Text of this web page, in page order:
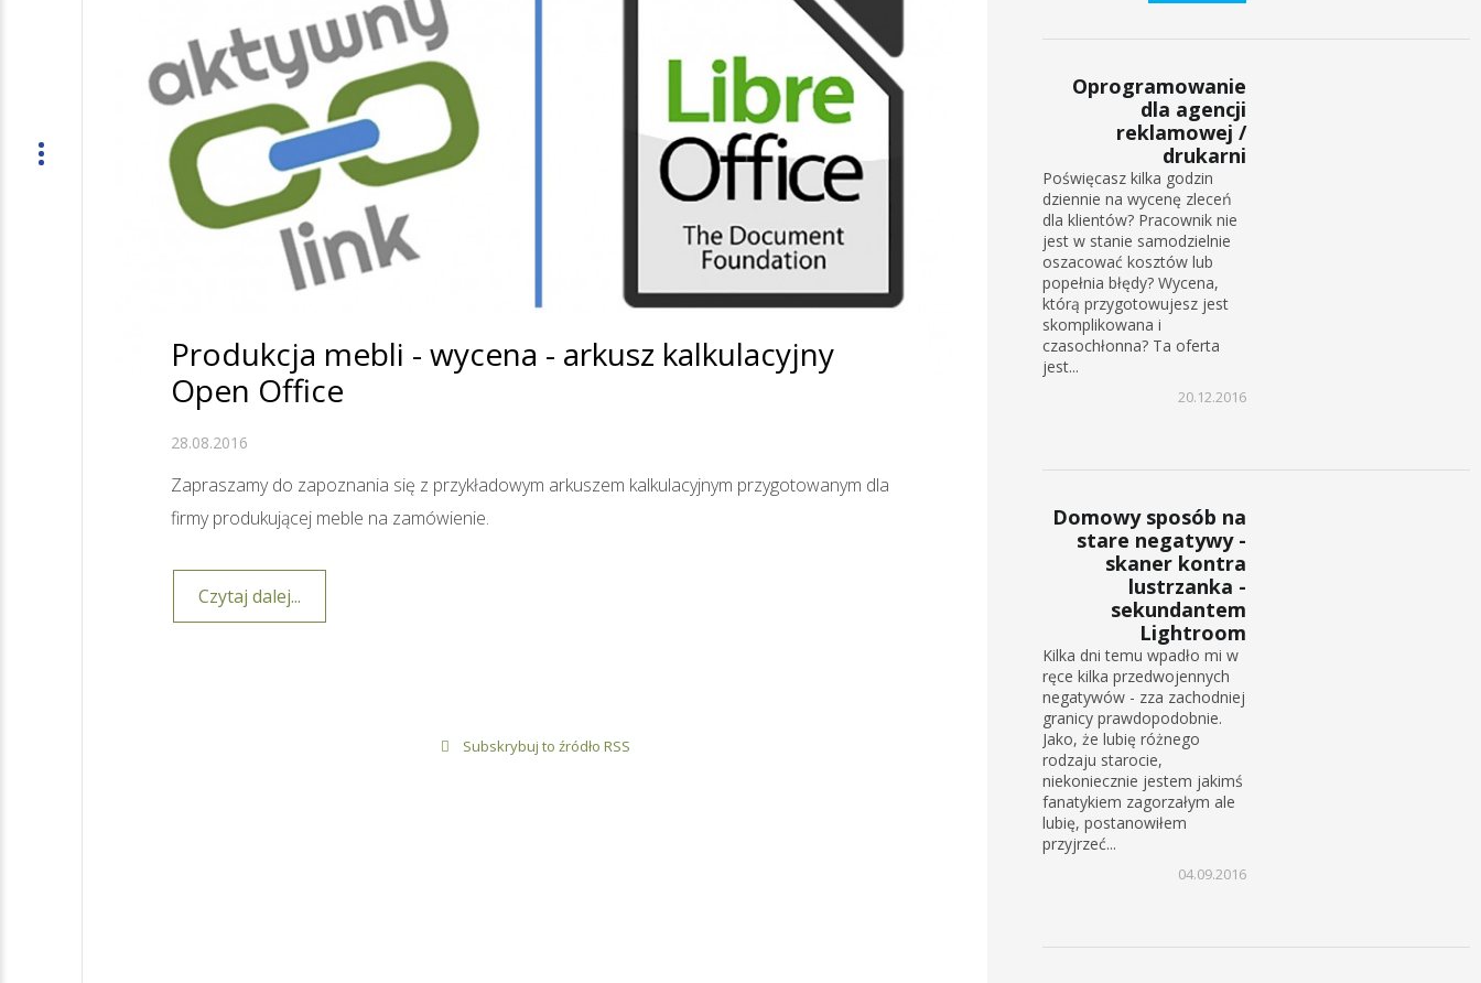
Produkcja mebli - wycena - arkusz kalkulacyjny
Open Office
28.08.2016
Zapraszamy do zapoznania się z przykładowym arkuszem kalkulacyjnym przygotowanym dla
firmy produkującej meble na zamówienie.
Czytaj dalej...
Subskrybuj to źródło RSS
Oprogramowanie
dla agencji
reklamowej /
drukarni
Poświęcasz kilka godzin
dziennie na wycenę zleceń
dla klientów? Pracownik nie
jest w stanie samodzielnie
oszacować kosztów lub
popełnia błędy? Wycena,
którą przygotowujesz jest
skomplikowana i
czasochłonna? Ta oferta
jest...
20.12.2016
Domowy sposób na
stare negatywy -
skaner kontra
lustrzanka -
sekundantem
Lightroom
Kilka dni temu wpadło mi w
ręce kilka przedwojennych
negatywów - zza zachodniej
granicy prawdopodobnie.
Jako, że lubię różnego
rodzaju starocie,
niekoniecznie jestem jakimś
fanatykiem zagorzałym ale
lubię, postanowiłem
przyjrzeć...
04.09.2016